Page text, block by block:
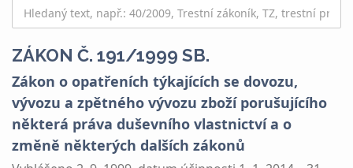
ZÁKON Č. 191/1999 SB.
Zákon o opatřeních týkajících se dovozu,
vývozu a zpětného vývozu zboží porušujícího
některá práva duševního vlastnictví a o
změně některých dalších zákonů